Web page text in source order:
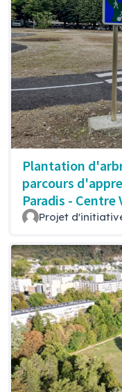
Plantation
parcours
Paradis - Centre
Projet